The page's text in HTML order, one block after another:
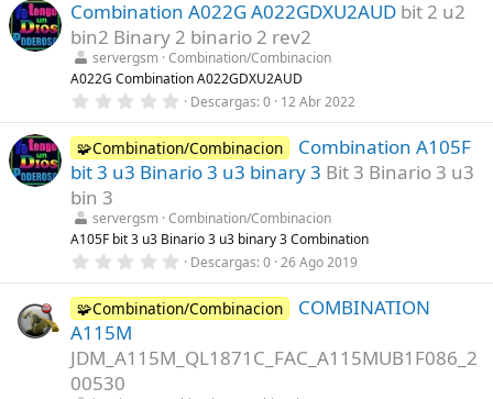
l
a
(
s
)
0
e
s
t
r
e
l
a
(
s
)
Combination A022G A022GDXU2AUD bit 2 u2
bin2 Binary 2 binario 2 rev2
servergsm Combination/Combinacion
A022G Combination A022GDXU2AUD
0
0
0
e
s
e
l
a
(
s
)
Descargas 0 12 Abr 2022
🧩Combination/Combinacion
Combination A105F
bit 3 u3 Binario 3 u3 binary 3 Bit 3 Binario 3 u3
bin 3
servergsm Combination/Combinacion
A105F bit 3 u3 Binario 3 u3 binary 3 Combination
0
0
0
e
r
Descargas 0 26 Ago 2019
🧩Combination/Combinacion
COMBINATION
A115M
JDM_A115M_QL1871C_FAC_A115MUB1F086_2
00530